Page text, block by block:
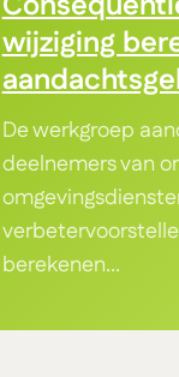
wijziging
De werkgroep
deelnemers van
berekenen...